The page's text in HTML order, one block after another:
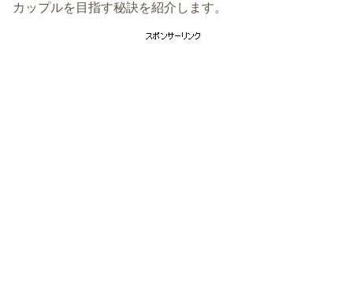
カップルを目指す秘訣を紹介します。